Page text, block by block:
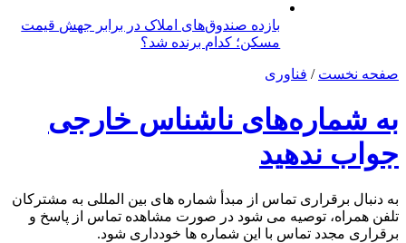
بازده صندوق‌های املاک در برابر جهش قیمت
مسکن؛ کدام برنده شد؟
صفحه نخست / فناوری
به شماره‌های ناشناس خارجی
جواب ندهید
به دنبال برقراری تماس از مبدأ شماره های بین المللی به مشترکان
تلفن همراه، توصیه می شود در صورت مشاهده تماس از پاسخ و
برقراری مجدد تماس با این شماره ها خودداری شود.